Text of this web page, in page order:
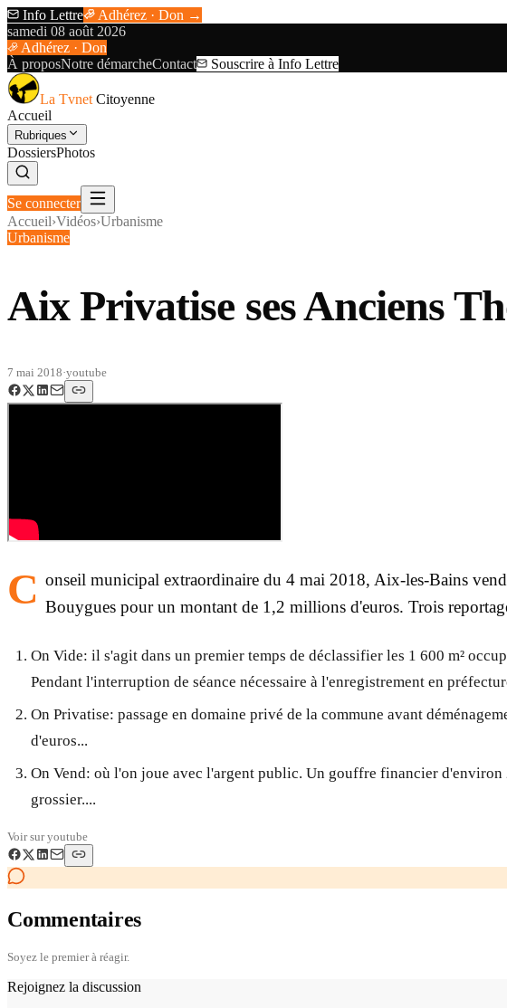
Info Lettre
Adhérez · Don →
samedi 08 août 2026
Adhérez · Don
À proposNotre démarcheContact Souscrire à Info Lettre
La Tvnet Citoyenne
Accueil
Rubriques
DossiersPhotos
Se connecter
Accueil›Vidéos›Urbanisme
Urbanisme
Aix Privatise ses Anciens
7 mai 2018·youtube
C onseil municipal extraordinaire du 4 mai 2018, Aix-les-Bains
Bouygues pour un montant de 1,2 millions d'euros. Trois
On Vide: il s'agit dans un premier temps de déclassifier les 1 600 m²
Pendant l'interruption de séance nécessaire à l'enregistrement en
On Privatise: passage en domaine privé de la commune avant
d'euros...
On Vend: où l'on joue avec l'argent public. Un gouffre financier
grossier....
Voir suryoutube
Commentaires
Soyez le premier à réagir.
Rejoignez la discussion